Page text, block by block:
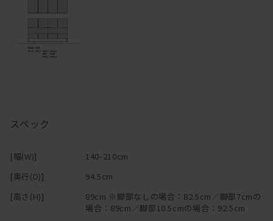
ください。
※「節少なめ」のご注文につきましては、別途お見積りにて承って
おります。
ご希望の場合は
・箱物家具は、引き出しや扉の開閉を円滑にするためにも、できる
・使用頻度が高い椅子、テーブルなどの家具の底には、フェルトや
プラパートなどの暖衝材が付いていますが、家具や床材の保護のた
・組み立て家具（特にジョイント形式の家具）は年月の経過ととも
スペック
[幅(W)]
140-210cm
[奥行(D)]
94.5cm
[高さ(H)]
89cm ※脚部なしの場合：82.5cm／脚部7cmの
場合：89cm／脚部10.5cmの場合：92.5cm